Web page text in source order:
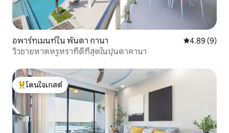
อพาร์ทเมนท์ใน พันตา กานา คะแนนเฉลี่ย
4.89 (9)
วิวชายหาดหรูหราที่ดีที่สุดในปุนตาคานา
โดนใจเกสต์ที่สุด
โดนใจเกสต์